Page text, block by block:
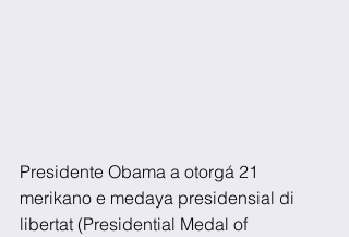
Presidente Obama a otorgá 21
merikano e medaya presidensial di
libertat (Presidential Medal of